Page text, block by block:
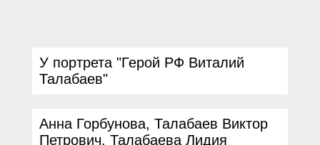
У портрета "Герой РФ Виталий
Талабаев"
Анна Горбунова, Талабаев Виктор
Петрович, Талабаева Лидия